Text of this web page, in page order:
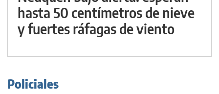
hasta 50 centímetros de nieve
y fuertes ráfagas de viento
Policiales